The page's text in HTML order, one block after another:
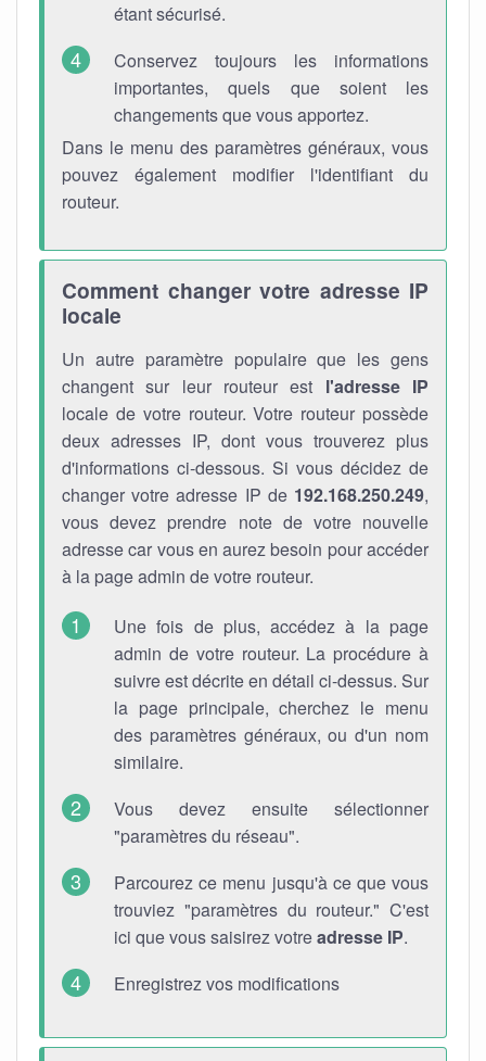
étant sécurisé.
Conservez toujours les informations
importantes, quels que soient les
changements que vous apportez.
Dans le menu des paramètres généraux, vous
pouvez également modifier l'identifiant du
routeur.
Comment changer votre adresse IP
locale
Un autre paramètre populaire que les gens
changent sur leur routeur est l'adresse IP
locale de votre routeur. Votre routeur possède
deux adresses IP, dont vous trouverez plus
d'informations ci-dessous. Si vous décidez de
changer votre adresse IP de 192.168.250.249,
vous devez prendre note de votre nouvelle
adresse car vous en aurez besoin pour accéder
à la page admin de votre routeur.
Une fois de plus, accédez à la page
admin de votre routeur. La procédure à
suivre est décrite en détail ci-dessus. Sur
la page principale, cherchez le menu
des paramètres généraux, ou d'un nom
similaire.
Vous devez ensuite sélectionner
"paramètres du réseau".
Parcourez ce menu jusqu'à ce que vous
trouviez "paramètres du routeur." C'est
ici que vous saisirez votreadresse IP.
Enregistrez vos modifications